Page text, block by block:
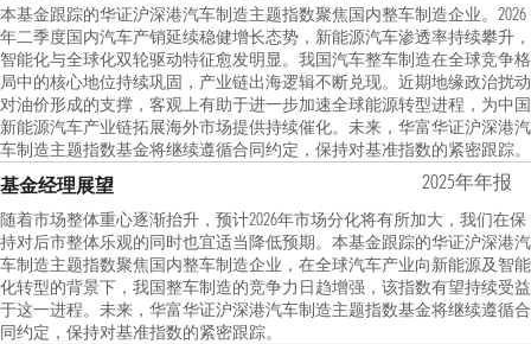
本基金跟踪的华证沪深港汽车制造主题指数聚焦国内整车制造企业。2026
年二季度国内汽车产销延续稳健增长态势，新能源汽车渗透率持续攀升，
智能化与全球化双轮驱动特征愈发明显。我国汽车整车制造在全球竞争格
局中的核心地位持续巩固，产业链出海逻辑不断兑现。近期地缘政治扰动
对油价形成的支撑，客观上有助于进一步加速全球能源转型进程，为中国
新能源汽车产业链拓展海外市场提供持续催化。未来，华富华证沪深港汽
车制造主题指数基金将继续遵循合同约定，保持对基准指数的紧密跟踪。
基金经理展望 2025年年报
随着市场整体重心逐渐抬升，预计2026年市场分化将有所加大，我们在保
持对后市整体乐观的同时也宜适当降低预期。本基金跟踪的华证沪深港汽
车制造主题指数聚焦国内整车制造企业，在全球汽车产业向新能源及智能
化转型的背景下，我国整车制造的竞争力日趋增强，该指数有望持续受益
于这一进程。未来，华富华证沪深港汽车制造主题指数基金将继续遵循合
同约定，保持对基准指数的紧密跟踪。